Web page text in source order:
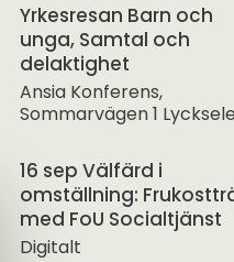
Yrkesresan Barn och
unga, Samtal och
delaktighet
Ansia Konferens,
Sommarvägen 1
16 sep Välfärd i
omställning:
med FoU Socialtjänst
Digitalt